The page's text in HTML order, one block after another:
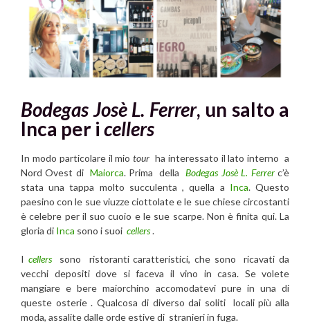
Bodegas Josè L. Ferrer, un salto a
Inca per i cellers
In modo particolare il miotour ha interessato il lato interno a
Nord Ovest di Maiorca. Prima dellaBodegas Josè L. Ferrerc’è
stata una tappa molto succulenta , quella a Inca. Questo
paesino con le sue viuzze ciottolate e le sue chiese circostanti
è celebre per il suo cuoio e le sue scarpe. Non è finita qui. La
gloria di Inca sono i suoi cellers.
I cellerssono ristoranti caratteristici, che sono ricavati da
vecchi depositi dove si faceva il vino in casa. Se volete
mangiare e bere maiorchino accomodatevi pure in una di
queste osterie . Qualcosa di diverso dai soliti locali più alla
moda, assalite dalle orde estive di stranieri in fuga.